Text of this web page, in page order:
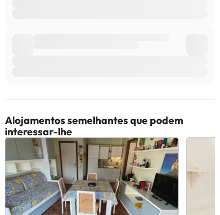
Alojamentos semelhantes que podem
interessar-lhe